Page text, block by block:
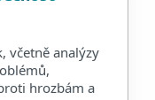
včetně analýzy
hrozbám a